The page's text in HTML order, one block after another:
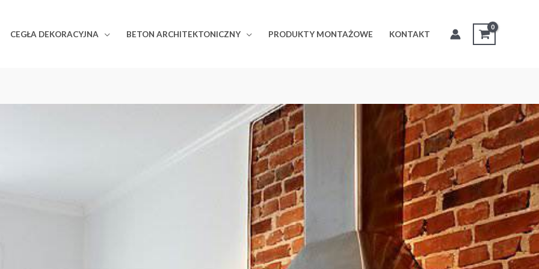
CEGŁA DEKORACYJNA BETON ARCHITEKTONICZNY PRODUKTY MONTAŻOWE KONTAKT